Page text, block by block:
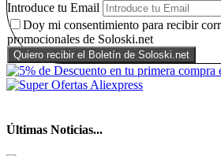
Introduce tu Email
Doy mi consentimiento para recibir
promocionales de Soloski.net
Últimas Noticias...